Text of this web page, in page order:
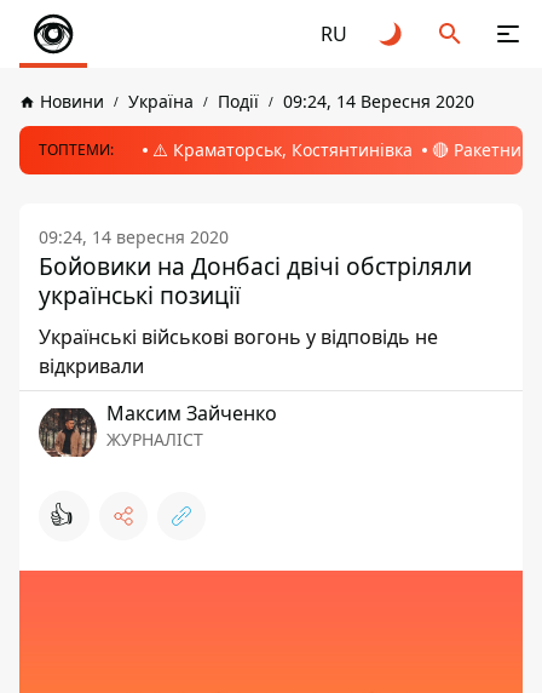
RU
Новини Україна Події 09:24, 14 Вересня 2020
ТОПТЕМИ: ⚠️ Краматорськ, Костянтинівка 🔴 Ракетний
09:24, 14 вересня 2020
Бойовики на Донбасі двічі обстріляли
українські позиції
Українські військові вогонь у відповідь не
відкривали
Максим Зайченко
ЖУРНАЛІСТ
👍